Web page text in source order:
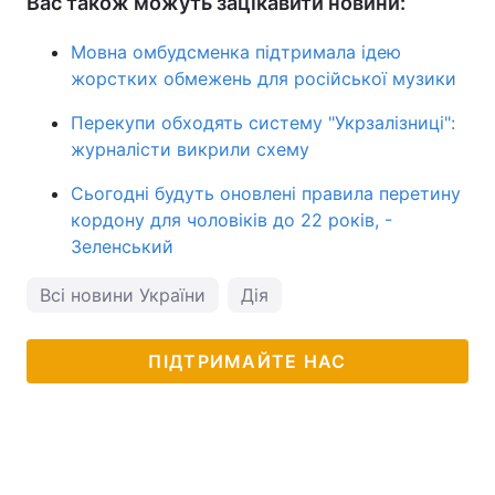
Мовна омбудсменка підтримала ідею
жорстких обмежень для російської музики
Перекупи обходять систему "Укрзалізниці":
журналісти викрили схему
Сьогодні будуть оновлені правила перетину
кордону для чоловіків до 22 років, -
Зеленський
Всі новини України Дія
ПІДТРИМАЙТЕ НАС